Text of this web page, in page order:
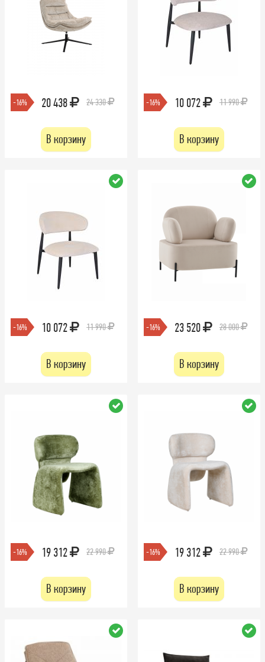
-16% 20 438 24 330
В корзину
-16% 10 072 11 990
В корзину
-16% 10 072 11 990
В корзину
-16% 23 520 28 000
В корзину
-16% 19 312 22 990
В корзину
-16% 19 312 22 990
В корзину